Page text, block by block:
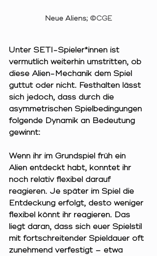
Neue Aliens; ©CGE
Unter SETI-Spieler*innen ist
vermutlich weiterhin umstritten, ob
diese Alien-Mechanik dem Spiel
guttut oder nicht. Festhalten lässt
sich jedoch, dass durch die
asymmetrischen Spielbedingungen
folgende Dynamik an Bedeutung
gewinnt:
Wenn ihr im Grundspiel früh ein
Alien entdeckt habt, konntet ihr
noch relativ flexibel darauf
reagieren. Je später im Spiel die
Entdeckung erfolgt, desto weniger
flexibel könnt ihr reagieren. Das
liegt daran, dass sich euer Spielstil
mit fortschreitender Spieldauer oft
zunehmend verfestigt – etwa